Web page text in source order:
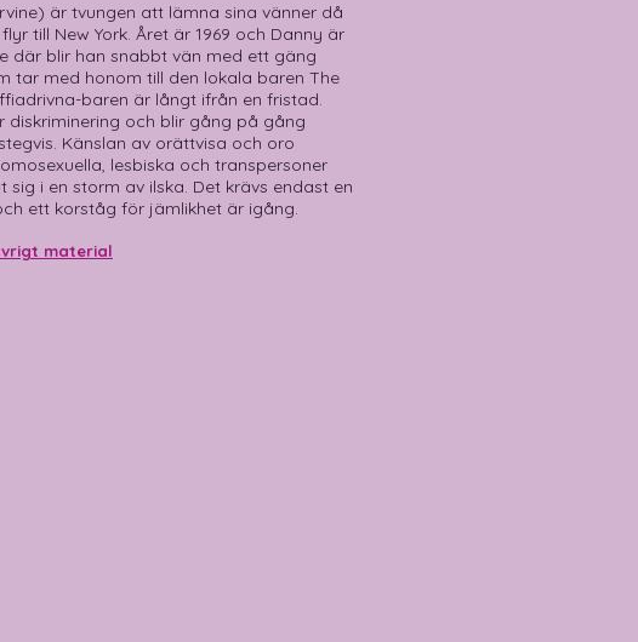
är tvungen att lämna sina vänner då
till New York. Året är 1969 och Danny är
där blir han snabbt vän med ett gäng
tar med honom till den lokala baren The
baren är långt ifrån en fristad.
diskriminering och blir gång på gång
Känslan av orättvisa och oro
lesbiska och transpersoner
i en storm av ilska. Det krävs endast en
ett korståg för jämlikhet är igång.
material